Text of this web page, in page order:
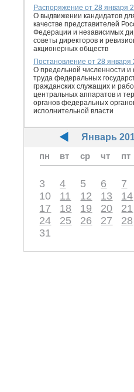
Распоряжение от 28 января
О выдвижении кандидатов
качестве представителей
Федерации и независимых
советы директоров и
акционерных обществ
Постановление от 28 января
О предельной численности
труда федеральных
гражданских служащих и
центральных аппаратов и
органов федеральных
исполнительной власти
Январь
пн
вт ср чт пт
3
4 5 6 7
10
11 12 13 14
17
18 19 20 21
24
25 26 27 28
31